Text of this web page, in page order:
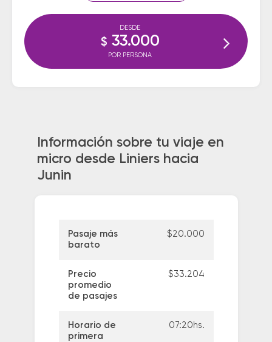
DESDE
$ 33.000
POR PERSONA
Información sobre tu viaje en
micro desde Liniers hacia
Junin
Pasaje más
barato
$20.000
Precio
promedio
de pasajes
$33.204
Horario de
primera
07:20hs.